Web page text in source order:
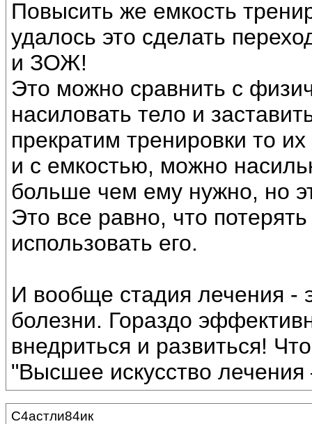
Повысить же емкость
удалось это сделать
и ЗОЖ!
Это можно сравнить с
насиловать тело и
прекратим тренировки то
и с емкостью, можно
больше чем ему нужно, но
Это все равно, что
использовать его.
И вообще стадия лечения -
болезни. Гораздо
внедриться и развиться!
"Высшее искусство
С4астли84ик